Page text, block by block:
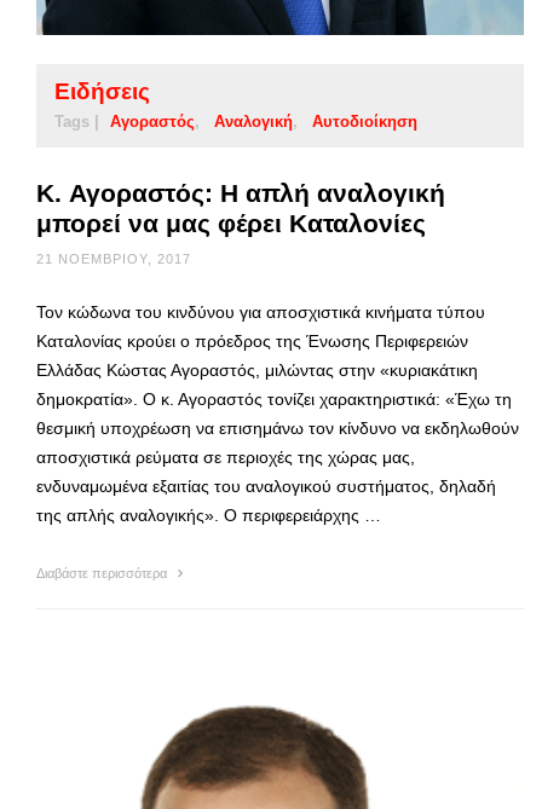
Ειδήσεις
Tags | Αγοραστός Αναλογική Αυτοδιοίκηση
K. Αγοραστός: Η απλή αναλογική
μπορεί να μας φέρει Καταλονίες
21 ΝΟΕΜΒΡΊΟΥ, 2017
Τον κώδωνα του κινδύνου για αποσχιστικά κινήματα τύπου
Καταλονίας κρούει ο πρόεδρος της Ένωσης Περιφερειών
Ελλάδας Κώστας Αγοραστός, μιλώντας στην «κυριακάτικη
δημοκρατία». Ο κ. Αγοραστός τονίζει χαρακτηριστικά: «Έχω τη
θεσμική υποχρέωση να επισημάνω τον κίνδυνο να εκδηλωθούν
αποσχιστικά ρεύματα σε περιοχές της χώρας μας,
ενδυναμωμένα εξαιτίας του αναλογικού συστήματος, δηλαδή
της απλής αναλογικής». Ο περιφερειάρχης …
Διαβάστε περισσότερα